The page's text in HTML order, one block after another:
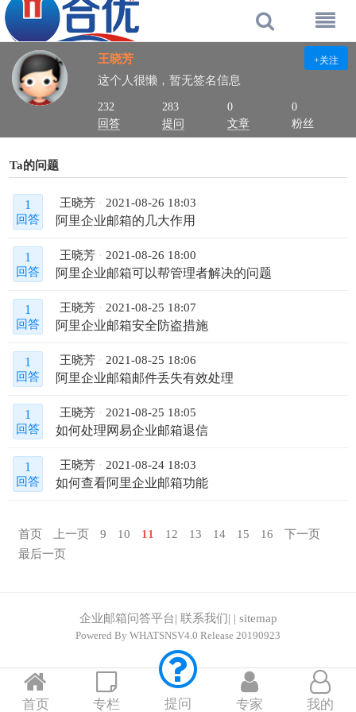
+关注
王晓芳
这个人很懒，暂无签名信息
232
回答
283
提问
0
文章
0
粉丝
Ta的问题
1
回答
王晓芳 2021-08-26 18:03
阿里企业邮箱的几大作用
1
回答
王晓芳 2021-08-26 18:00
阿里企业邮箱可以帮管理者解决的问题
1
回答
王晓芳 2021-08-25 18:07
阿里企业邮箱安全防盗措施
1
回答
王晓芳 2021-08-25 18:06
阿里企业邮箱邮件丢失有效处理
1
回答
王晓芳 2021-08-25 18:05
如何处理网易企业邮箱退信
1
回答
王晓芳 2021-08-24 18:03
如何查看阿里企业邮箱功能
首页 上一页 9 10 11 12 13 14 15 16
下一页
最后一页
企业邮箱问答平台| 联系我们 | | sitemap
Powered By WHATSNSV4.0 Release 20190923
首页 专栏 提问 专家 我的